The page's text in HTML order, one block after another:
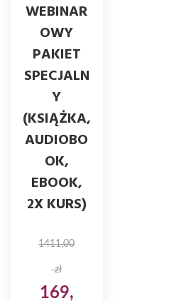
WEBINAR
OWY
PAKIET
SPECJALN
Y
(KSIĄŻKA,
AUDIOBO
OK,
EBOOK,
2X KURS)
1411,00
zł
P
169,